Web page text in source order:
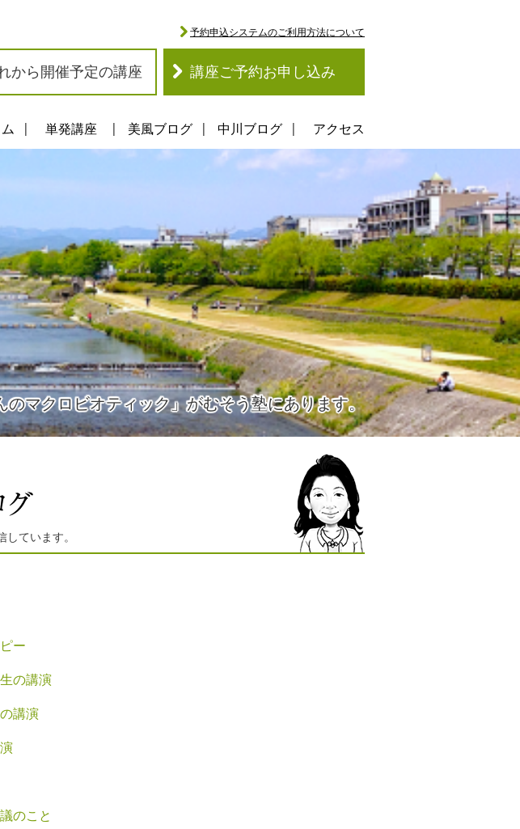
から開催予定の講座 講座ご予約お申し込み
予約申込システムのご利用方法について
単発講座 美風ブログ 中川ブログ アクセス
のマクロビオティック」がむそう塾にあります。
ています。
ー
の講演
講演
のこと